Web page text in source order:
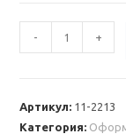
Количество
товара
- +
Артикул: 11-2213
Категория: